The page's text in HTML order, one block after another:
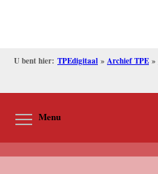
U bent hier: TPEdigitaal » Archief TPE »
Menu